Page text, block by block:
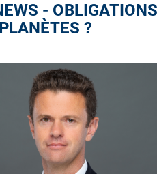
-
?